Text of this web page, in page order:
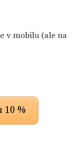
v mobilu (ale na
10 %